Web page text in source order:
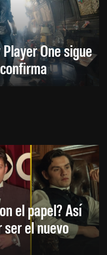
One sigue
el papel? Así
el nuevo